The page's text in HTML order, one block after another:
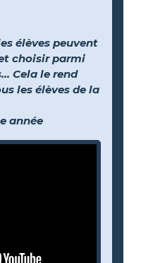
élèves peuvent
choisir parmi
Cela le rend
les élèves de la
année